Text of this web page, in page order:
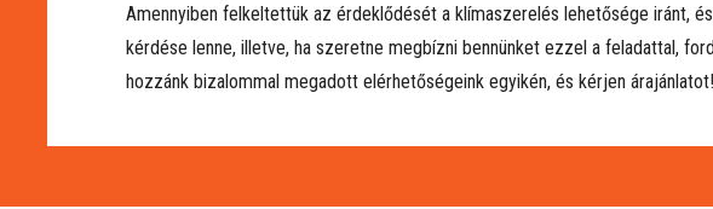
Amennyiben felkeltettük az érdeklődését a klímaszerelés lehetősége iránt, és
kérdése lenne, illetve, ha szeretne megbízni bennünket ezzel a feladattal,
hozzánk bizalommal megadott elérhetőségeink egyikén, és kérjen árajánlatot!